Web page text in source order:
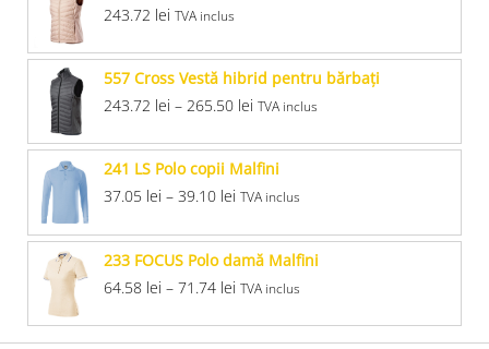
243.72 lei TVA inclus
557 Cross Vestă hibrid pentru bărbaţi
243.72 lei – 265.50 lei TVA inclus
241 LS Polo copii Malfini
37.05 lei – 39.10 lei TVA inclus
233 FOCUS Polo damă Malfini
64.58 lei – 71.74 lei TVA inclus